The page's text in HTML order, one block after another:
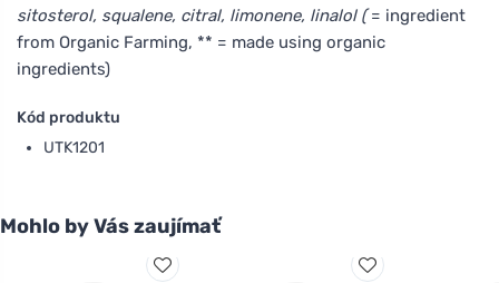
sitosterol, squalene, citral, limonene, linalol (= ingredient
from Organic Farming, ** = made using organic
ingredients)
Kód produktu
UTK1201
Mohlo by Vás zaujímať